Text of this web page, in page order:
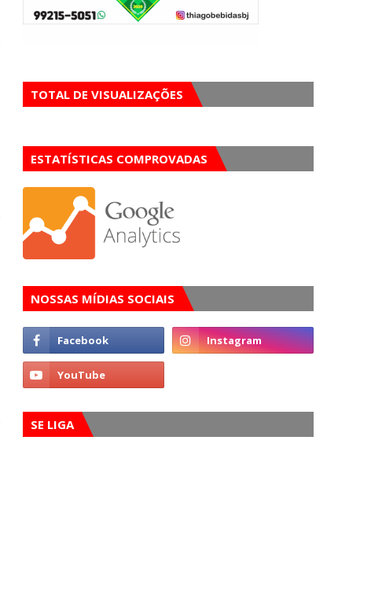
TOTAL DE VISUALIZAÇÕES
ESTATÍSTICAS COMPROVADAS
NOSSAS MÍDIAS SOCIAIS
SE LIGA